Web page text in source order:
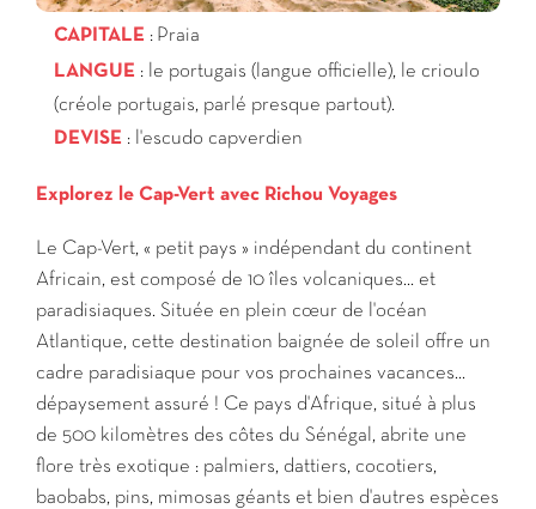
CAPITALE : Praia
LANGUE : le portugais (langue officielle), le crioulo
(créole portugais, parlé presque partout).
DEVISE : l'escudo capverdien
Explorez le Cap-Vert avec Richou Voyages
Le Cap-Vert, « petit pays » indépendant du continent
Africain, est composé de 10 îles volcaniques... et
paradisiaques. Située en plein cœur de l'océan
Atlantique, cette destination baignée de soleil offre un
cadre paradisiaque pour vos prochaines vacances...
dépaysement assuré ! Ce pays d'Afrique, situé à plus
de 500 kilomètres des côtes du Sénégal, abrite une
flore très exotique : palmiers, dattiers, cocotiers,
baobabs, pins, mimosas géants et bien d'autres espèces